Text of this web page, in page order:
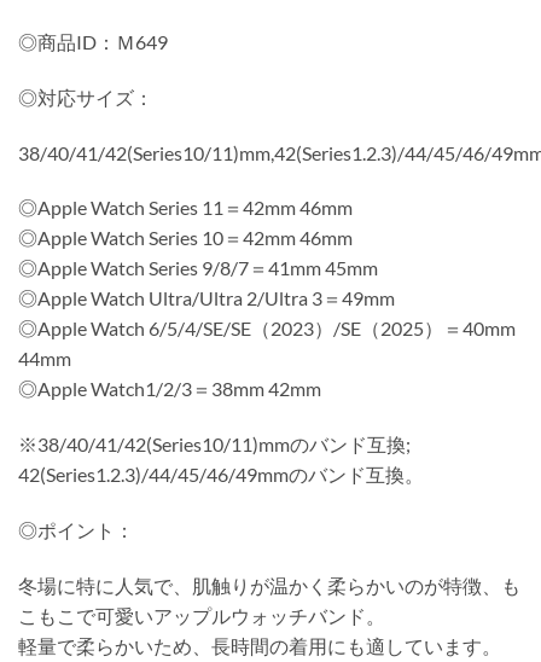
◎商品ID：Ｍ649
◎対応サイズ：
38/40/41/42(Series10/11)mm,42(Series1.2.3)/44/45/46/
◎Apple Watch Series 11＝42mm 46mm
◎Apple Watch Series 10＝42mm 46mm
◎Apple Watch Series 9/8/7＝41mm 45mm
◎Apple Watch Ultra/Ultra 2/Ultra 3＝49mm
◎Apple Watch 6/5/4/SE/SE（2023）/SE（2025）＝40mm
44mm
◎Apple Watch1/2/3＝38mm 42mm
※38/40/41/42(Series10/11)mmのバンド互換;
42(Series1.2.3)/44/45/46/49mmのバンド互換。
◎ポイント：
冬場に特に人気で、肌触りが温かく柔らかいのが特徴、も
こもこで可愛いアップルウォッチバンド。
軽量で柔らかいため、長時間の着用にも適しています。